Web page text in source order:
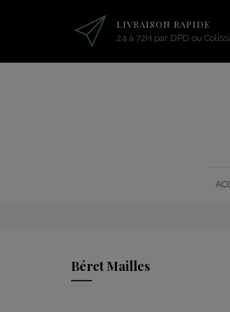
LIVRAISON RAPIDE
24 à 72H par DPD ou
Béret Mailles